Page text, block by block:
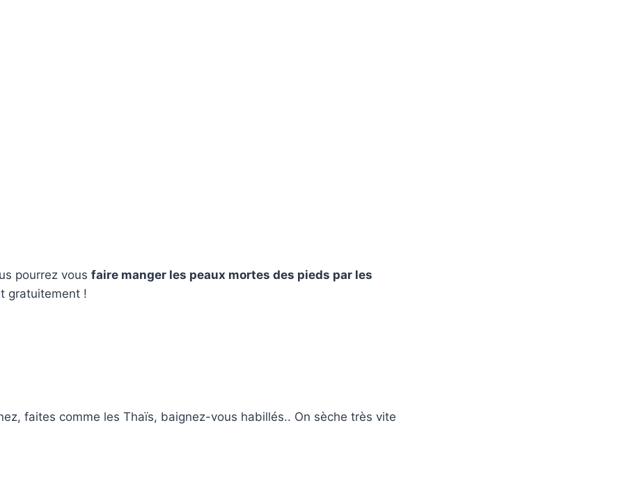
pourrez vous faire manger les peaux mortes des pieds par les
gratuitement !
faites comme les Thaïs, baignez-vous habillés.. On sèche très vite